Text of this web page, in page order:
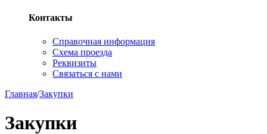
Контакты
Справочная информация
Схема проезда
Реквизиты
Связаться с нами
Главная/Закупки
Закупки